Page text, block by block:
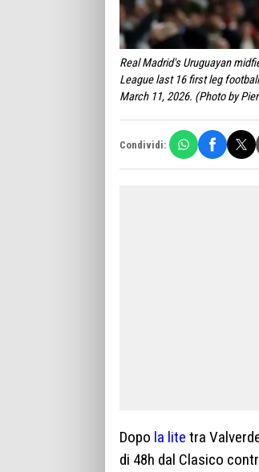
Real Madrid's Uruguayan
League last 16 first leg
March 11, 2026. (Photo by
Condividi:
Dopo la lite tra
di 48h dal Clasico